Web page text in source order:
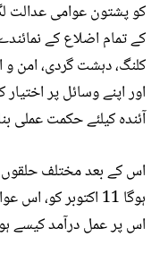
کو پشتون عوامی عدالت
کے تمام اضلاع کے
کلنگ، دہشت گردی،
اور اپنے وسائل پر
آئندہ کیلئے حکمت عملی
اس کے بعد مختلف حلقوں
ہوگا 11 اکتوبر
اس پر عمل درآمد کیسے